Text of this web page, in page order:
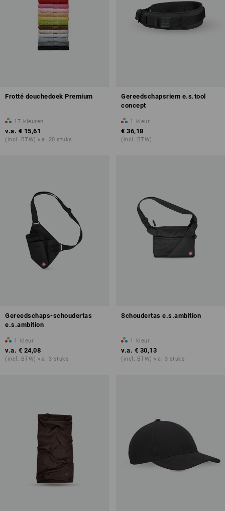
Frotté douchedoek Premium
17 kleuren
v.a. € 15,61
(incl. BTW) v.a. 20 stuks
Gereedschapsriem e.s.tool
concept
1 kleur
€ 36,18
(incl. BTW)
Gereedschaps-schoudertas
e.s.ambition
1 kleur
v.a. € 24,08
(incl. BTW) v.a. 3 stuks
Schoudertas e.s.ambition
1 kleur
v.a. € 30,13
(incl. BTW) v.a. 3 stuks